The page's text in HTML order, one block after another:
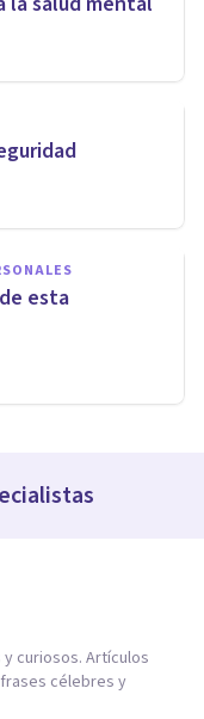
esta
curiosos. Artículos
célebres y